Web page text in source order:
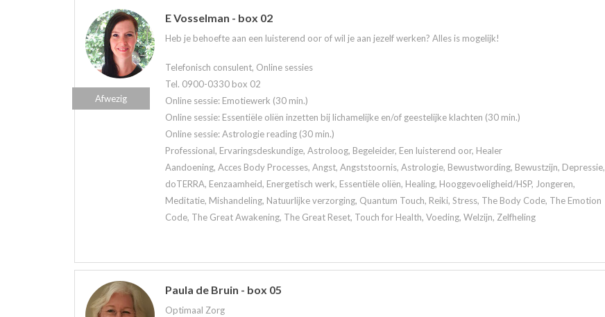
E Vosselman - box 02
Heb je behoefte aan een luisterend oor of wil je aan jezelf werken? Alles is mogelijk!
Telefonisch consulent, Online sessies
Tel. 0900-0330 box 02
Online sessie: Emotiewerk (30 min.)
Online sessie: Essentiële oliën inzetten bij lichamelijke en/of geestelijke klachten (30 min.)
Online sessie: Astrologie reading (30 min.)
Professional, Ervaringsdeskundige, Astroloog, Begeleider, Een luisterend oor, Healer
Aandoening, Acces Body Processes, Angst, Angststoornis, Astrologie, Bewustwording, Bewustzijn, Depressie,
doTERRA, Eenzaamheid, Energetisch werk, Essentiële oliën, Healing, Hooggevoeligheid/HSP, Jongeren,
Meditatie, Mishandeling, Natuurlijke verzorging, Quantum Touch, Reiki, Stress, The Body Code, The Emotion
Code, The Great Awakening, The Great Reset, Touch for Health, Voeding, Welzijn, Zelfheling
Afwezig
Paula de Bruin - box 05
Optimaal Zorg